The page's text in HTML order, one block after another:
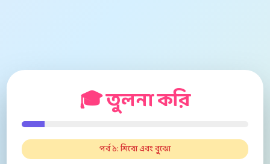
🎓 তুলনা করি
পর্ব ১: শিখো এবং বুঝো